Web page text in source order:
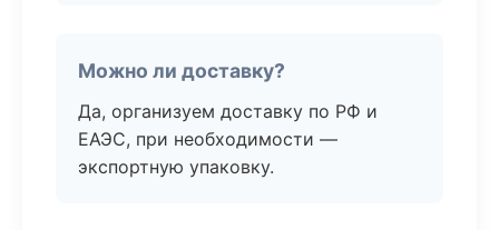
Можно ли доставку?
Да, организуем доставку по РФ и
ЕАЭС, при необходимости —
экспортную упаковку.